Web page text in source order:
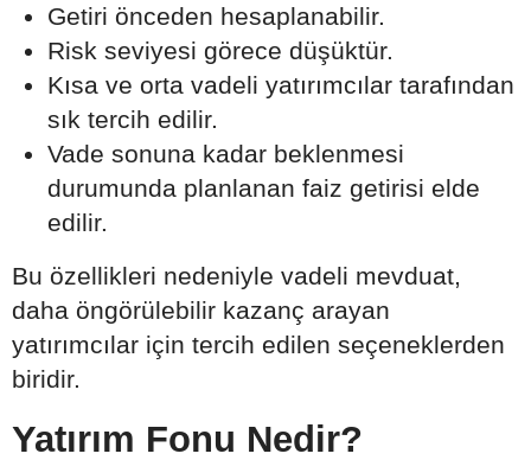
Getiri önceden hesaplanabilir.
Risk seviyesi görece düşüktür.
Kısa ve orta vadeli yatırımcılar tarafından
sık tercih edilir.
Vade sonuna kadar beklenmesi
durumunda planlanan faiz getirisi elde
edilir.
Bu özellikleri nedeniyle vadeli mevduat,
daha öngörülebilir kazanç arayan
yatırımcılar için tercih edilen seçeneklerden
biridir.
Yatırım Fonu Nedir?